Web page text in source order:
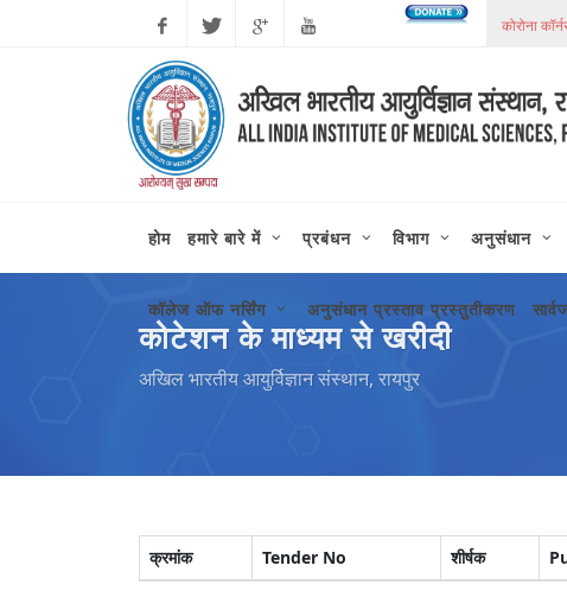
FacebookTwitter
Plus
होम हमारे बारे में प्रबंधन विभाग अनुसंधान
कॉलेज ऑफ नर्सिंग अनुसंधान प्रस्ताव प्रस्तुतीकरण
कोटेशन के माध्यम से खरीदी
अखिल भारतीय आयुर्विज्ञान संस्थान, रायपुर
क्रमांक Tender No शीर्षक